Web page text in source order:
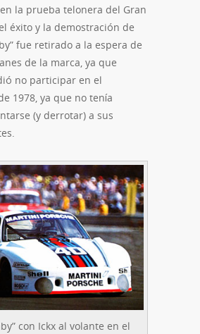
la prueba telonera del Gran
éxito y la demostración de
fue retirado a la espera de
de la marca, ya que
no participar en el
1978, ya que no tenía
(y derrotar) a sus
con Ickx al volante en el